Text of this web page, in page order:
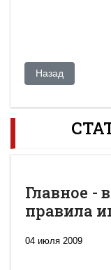
Предыдущий:
Назад
Главное -
правила
04 июля 2009